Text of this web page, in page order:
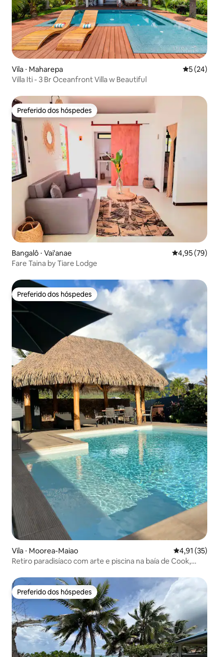
Vila ⋅ Maharepa 5 de uma
5 (24)
Villa Iti - 3 Br Oceanfront Villa w Beautiful
Preferido dos hóspedes
Preferido dos hóspedes
Bangalô ⋅ Vai'anae 4,95 de uma
4,95 (79)
Fare Taina by Tiare Lodge
Preferido dos hóspedes
Preferido dos hóspedes
Vila ⋅ Moorea-Maiao 4,91 de uma
4,91 (35)
Retiro paradisíaco com arte e piscina na baía de Cook,
Preferido dos hóspedes
Preferido dos hóspedes